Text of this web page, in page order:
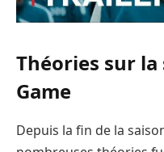
Théories sur la
Game
Depuis la fin de la